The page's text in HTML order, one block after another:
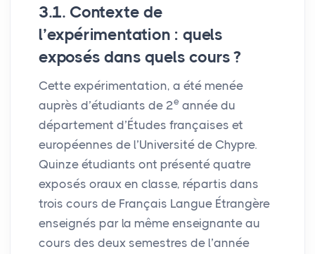
3.1. Contexte de
l’expérimentation : quels
exposés dans quels cours?
Cette expérimentation, a été menée
auprès d’étudiants de 2e année du
département d’Études françaises et
européennes de l’Université de Chypre.
Quinze étudiants ont présenté quatre
exposés oraux en classe, répartis dans
trois cours de Français Langue Étrangère
enseignés par la même enseignante au
cours des deux semestres de l’année